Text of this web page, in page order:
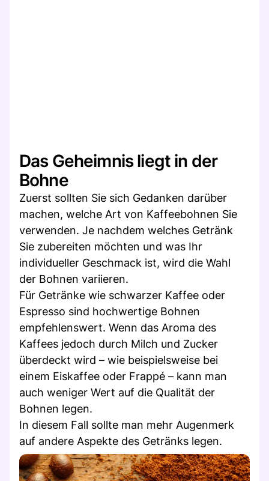
Das Geheimnis liegt in der
Bohne
Zuerst sollten Sie sich Gedanken darüber
machen, welche Art von Kaffeebohnen Sie
verwenden. Je nachdem welches Getränk
Sie zubereiten möchten und was Ihr
individueller Geschmack ist, wird die Wahl
der Bohnen variieren.
Für Getränke wie schwarzer Kaffee oder
Espresso sind hochwertige Bohnen
empfehlenswert. Wenn das Aroma des
Kaffees jedoch durch Milch und Zucker
überdeckt wird – wie beispielsweise bei
einem Eiskaffee oder Frappé – kann man
auch weniger Wert auf die Qualität der
Bohnen legen.
In diesem Fall sollte man mehr Augenmerk
auf andere Aspekte des Getränks legen.